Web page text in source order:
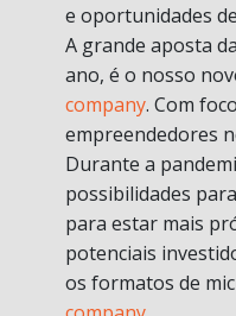
e oportunidades
A grande aposta
ano, é o nosso
company. Com
empreendedores
Durante a
possibilidades
para estar mais
potenciais
os formatos de